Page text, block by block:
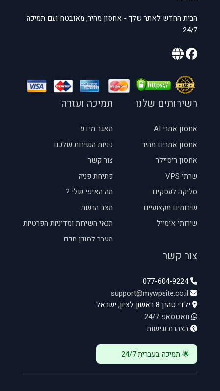
הבית החדש לאתר שלך - אחסון מהיר, מאובטח ועם תמיכה
24/7
השירותים שלנו
אחסון אתרי AI
אחסון אתרים מהיר
אחסון ריסיילר
שרתי VPS
סליקה לעסקים
שירותים מקצועיים
שירותי אימייל
תמיכה ועזרה
מאגר מידע
פניות השירות שלכם
צור קשר
פתיחת פניה
מה האיפי שלי ?
מצב הרשת
תנאי השירות ומדיניות הפרטיות
מעבר לסוכן חכם
צור קשר
077-604-9224
support@mywpsite.co.il
ילדי טהרן 8 ראשון לציון, ישראל
וואטסאפ 24/7
הצהרת נגישות
🌟 תמיכה בעברית 24/7